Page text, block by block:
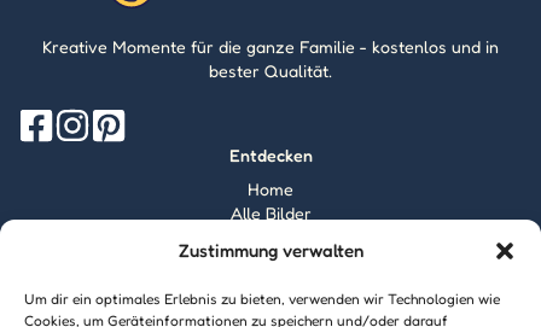
Zustimmung verwalten
Um dir ein optimales Erlebnis zu bieten, verwenden wir Technologien wie
Cookies, um Geräteinformationen zu speichern und/oder darauf
Kreative Momente für die ganze Familie - kostenlos und in
bester Qualität.
Entdecken
Home
Alle Bilder
Information
Über mich
Kontakt